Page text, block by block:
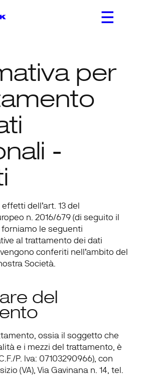
per
-
dell’art. 13 del
n. 2016/679 (di seguito il
forniamo le seguenti
al trattamento dei dati
conferiti nell’ambito del
Società.
del
ossia il soggetto che
e i mezzi del trattamento, è
P. Iva: 07103290966), con
(VA), Via Gavinana n. 14, tel.